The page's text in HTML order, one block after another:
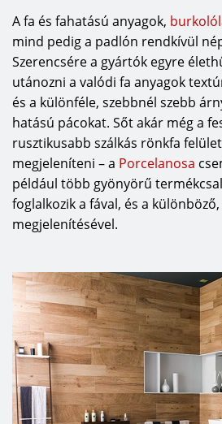
A fa és fahatású anyagok,
mind pedig a padlón rendkívül
Szerencsére a gyártók egyre
utánozni a valódi fa anyagok
és a különféle, szebbnél szebb
hatású pácokat. Sőt akár még a
rusztikusabb szálkás rönkfa
megjeleníteni – a Porcelanosa
például több gyönyörű
foglalkozik a fával, és a
megjelenítésével.